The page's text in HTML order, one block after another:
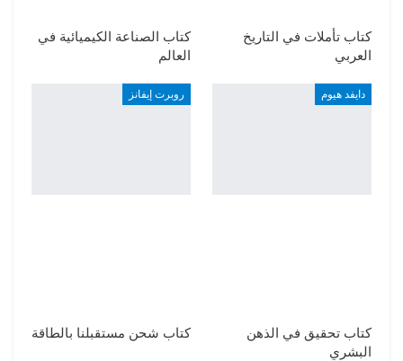
كتاب تأملات في التاريخ
العربي
كتاب الصناعة الكيميائية في
العالم
دايفد هيوم
كتاب تحقيق في الذهن
البشري
روبرت إيفانز
كتاب شحن مستقبلنا بالطاقة